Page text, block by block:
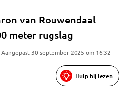
van Rouwendaal
meter rugslag
30 september 2025 om 16:32
Hulp bij lezen